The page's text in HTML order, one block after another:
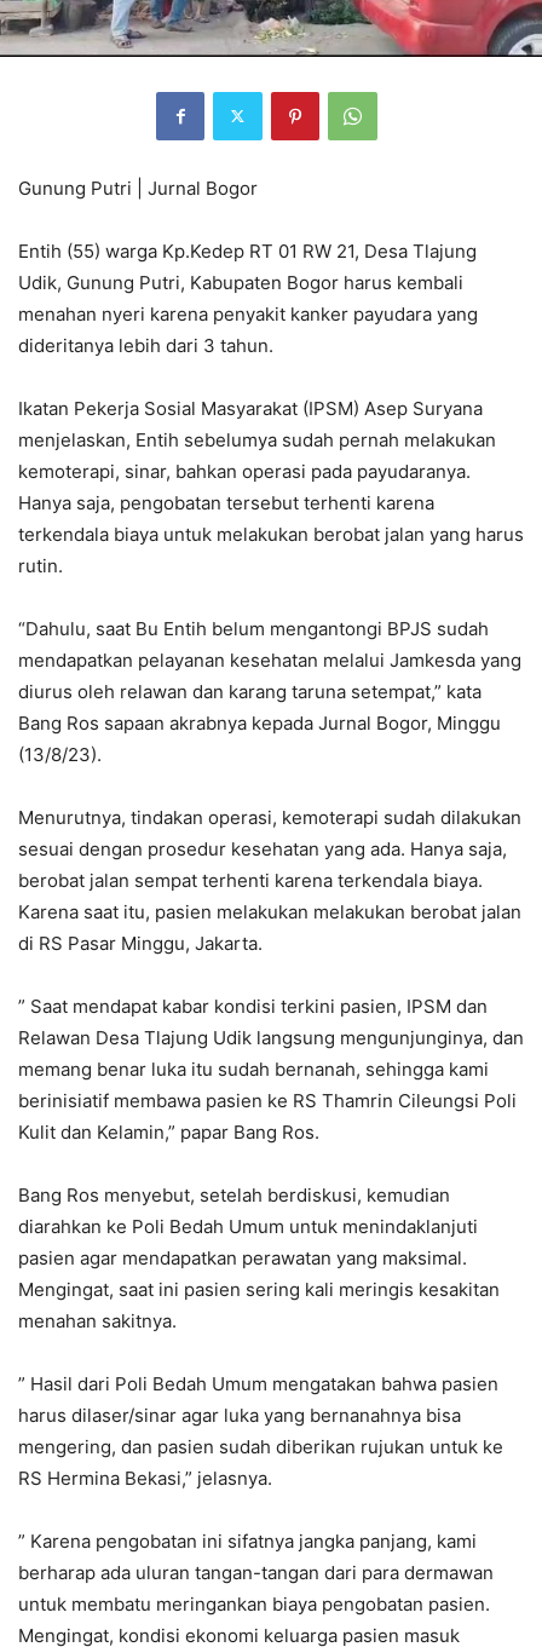
Gunung Putri | Jurnal Bogor
Entih (55) warga Kp.Kedep RT 01 RW 21, Desa Tlajung
Udik, Gunung Putri, Kabupaten Bogor harus kembali
menahan nyeri karena penyakit kanker payudara yang
dideritanya lebih dari 3 tahun.
Ikatan Pekerja Sosial Masyarakat (IPSM) Asep Suryana
menjelaskan, Entih sebelumya sudah pernah melakukan
kemoterapi, sinar, bahkan operasi pada payudaranya.
Hanya saja, pengobatan tersebut terhenti karena
terkendala biaya untuk melakukan berobat jalan yang harus
rutin.
“Dahulu, saat Bu Entih belum mengantongi BPJS sudah
mendapatkan pelayanan kesehatan melalui Jamkesda yang
diurus oleh relawan dan karang taruna setempat,” kata
Bang Ros sapaan akrabnya kepada Jurnal Bogor, Minggu
(13/8/23).
Menurutnya, tindakan operasi, kemoterapi sudah dilakukan
sesuai dengan prosedur kesehatan yang ada. Hanya saja,
berobat jalan sempat terhenti karena terkendala biaya.
Karena saat itu, pasien melakukan melakukan berobat jalan
di RS Pasar Minggu, Jakarta.
” Saat mendapat kabar kondisi terkini pasien, IPSM dan
Relawan Desa Tlajung Udik langsung mengunjunginya, dan
memang benar luka itu sudah bernanah, sehingga kami
berinisiatif membawa pasien ke RS Thamrin Cileungsi Poli
Kulit dan Kelamin,” papar Bang Ros.
Bang Ros menyebut, setelah berdiskusi, kemudian
diarahkan ke Poli Bedah Umum untuk menindaklanjuti
pasien agar mendapatkan perawatan yang maksimal.
Mengingat, saat ini pasien sering kali meringis kesakitan
menahan sakitnya.
” Hasil dari Poli Bedah Umum mengatakan bahwa pasien
harus dilaser/sinar agar luka yang bernanahnya bisa
mengering, dan pasien sudah diberikan rujukan untuk ke
RS Hermina Bekasi,” jelasnya.
” Karena pengobatan ini sifatnya jangka panjang, kami
berharap ada uluran tangan-tangan dari para dermawan
untuk membatu meringankan biaya pengobatan pasien.
Mengingat, kondisi ekonomi keluarga pasien masuk